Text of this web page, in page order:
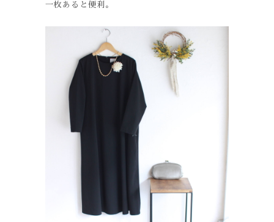
一枚あると便利。